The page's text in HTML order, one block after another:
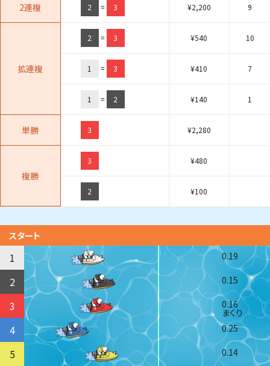
2連複 2 = 3 ¥2,200 9
拡連複
2 = 3 ¥540 10
1 = 3 ¥410 7
1 = 2 ¥140 1
単勝 3 ¥2,280
複勝
3 ¥480
2 ¥100
スタート
1 0.19
2 0.15
3 0.16
まくり
4 0.25
5 0.14